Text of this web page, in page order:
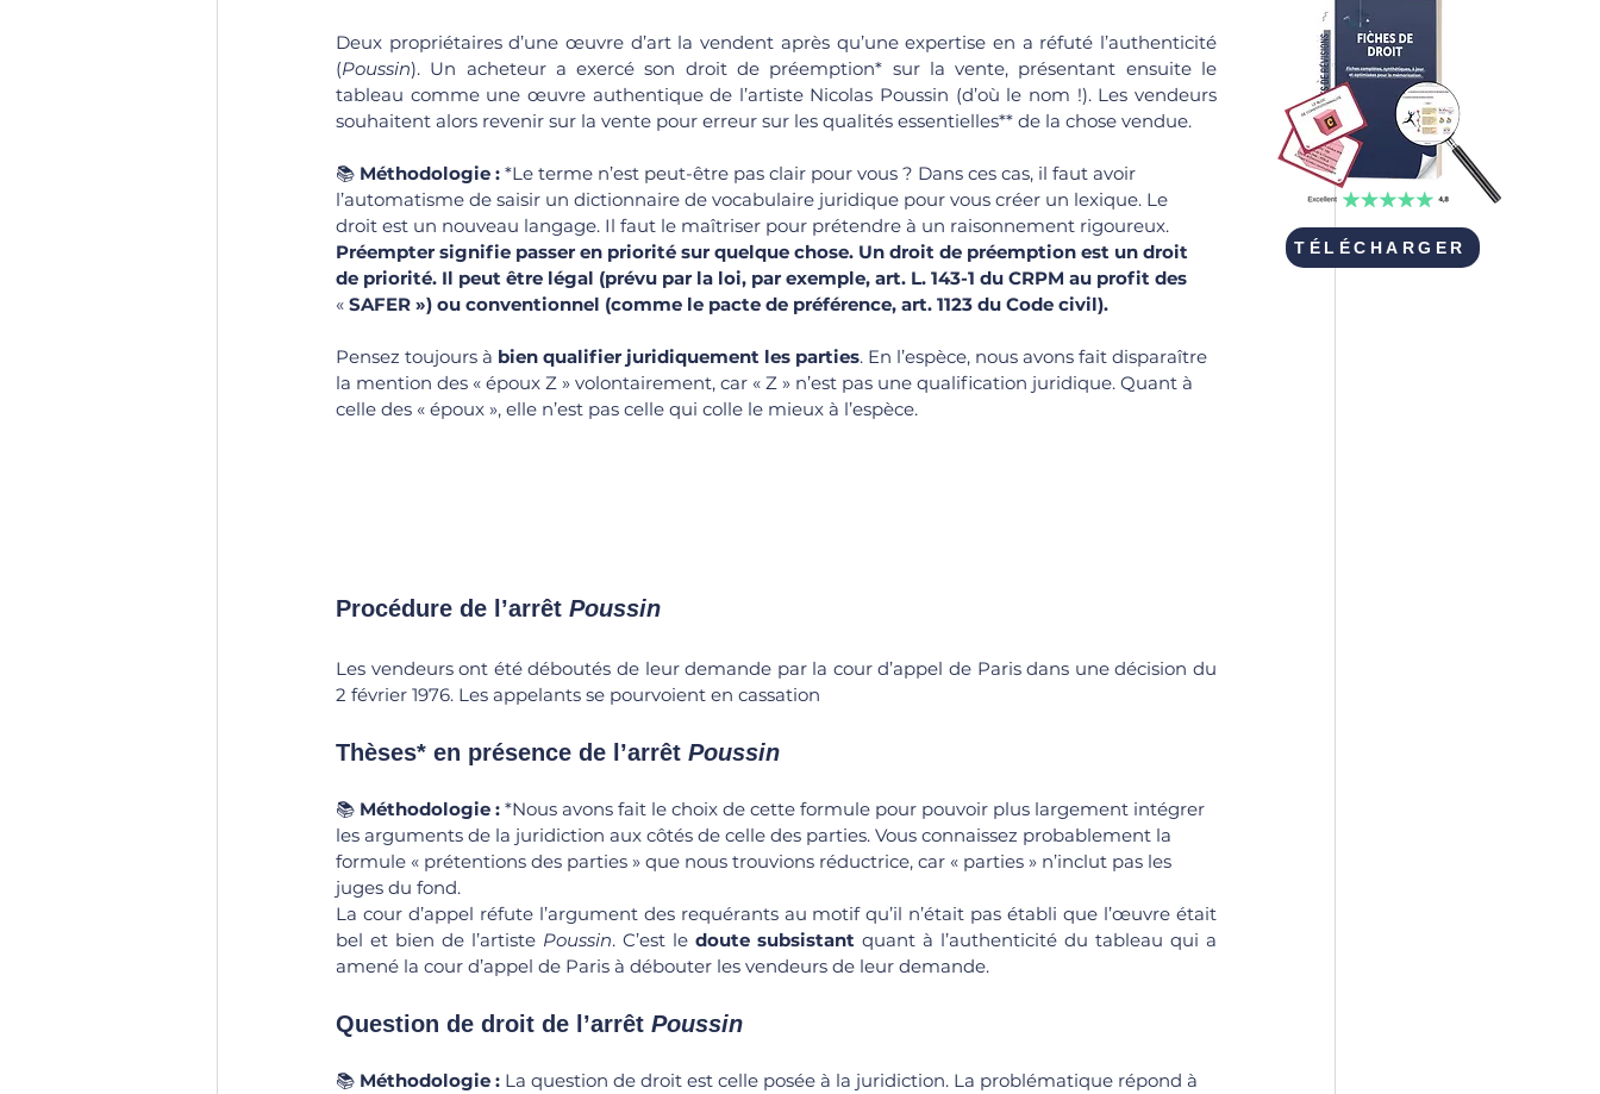
Deux propriétaires d’une œuvre d’art la vendent après qu’une expertise en a réfuté l’authenticité
(Poussin). Un acheteur a exercé son droit de préemption* sur la vente, présentant ensuite le
tableau comme une œuvre authentique de l’artiste Nicolas Poussin (d’où le nom !). Les vendeurs
souhaitent alors revenir sur la vente pour erreur sur les qualités essentielles** de la chose vendue.
📚 Méthodologie : *Le terme n’est peut-être pas clair pour vous ? Dans ces cas, il faut avoir
l’automatisme de saisir un dictionnaire de vocabulaire juridique pour vous créer un lexique. Le
droit est un nouveau langage. Il faut le maîtriser pour prétendre à un raisonnement rigoureux.
Préempter signifie passer en priorité sur quelque chose. Un droit de préemption est un droit
de priorité. Il peut être légal (prévu par la loi, par exemple, art. L. 143-1 du CRPM au profit des
« SAFER ») ou conventionnel (comme le pacte de préférence, art. 1123 du Code civil).
Pensez toujours à bien qualifier juridiquement les parties. En l’espèce, nous avons fait disparaître
la mention des « époux Z » volontairement, car « Z » n’est pas une qualification juridique. Quant à
celle des « époux », elle n’est pas celle qui colle le mieux à l’espèce.
Procédure de l’arrêt Poussin
Les vendeurs ont été déboutés de leur demande par la cour d’appel de Paris dans une décision du
2 février 1976. Les appelants se pourvoient en cassation
Thèses* en présence de l’arrêt Poussin
📚 Méthodologie : *Nous avons fait le choix de cette formule pour pouvoir plus largement intégrer
les arguments de la juridiction aux côtés de celle des parties. Vous connaissez probablement la
formule « prétentions des parties » que nous trouvions réductrice, car « parties » n’inclut pas les
juges du fond.
La cour d’appel réfute l’argument des requérants au motif qu’il n’était pas établi que l’œuvre était
bel et bien de l’artiste Poussin. C’est le doute subsistant quant à l’authenticité du tableau qui a
amené la cour d’appel de Paris à débouter les vendeurs de leur demande.
Question de droit de l’arrêt Poussin
📚 Méthodologie : La question de droit est celle posée à la juridiction. La problématique répond à
TÉLÉCHARGER